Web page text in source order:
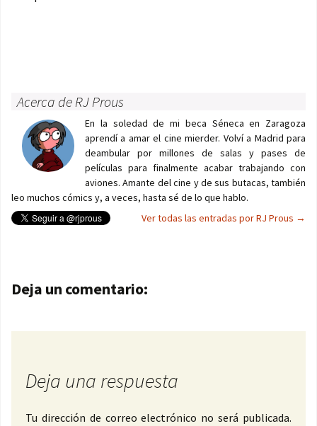
Acerca de RJ Prous
En la soledad de mi beca Séneca en Zaragoza
aprendí a amar el cine mierder. Volví a Madrid para
deambular por millones de salas y pases de
películas para finalmente acabar trabajando con
aviones. Amante del cine y de sus butacas, también
leo muchos cómics y, a veces, hasta sé de lo que hablo.
Ver todas las entradas por RJ Prous →
Navegación de entradas
Deja un comentario:
Deja una respuesta
Tu dirección de correo electrónico no será publicada.